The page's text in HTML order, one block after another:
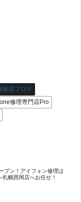
路店ブログ
修理専門店Pro
プン！アイフォン修理は
幌西岡店へお任せ！